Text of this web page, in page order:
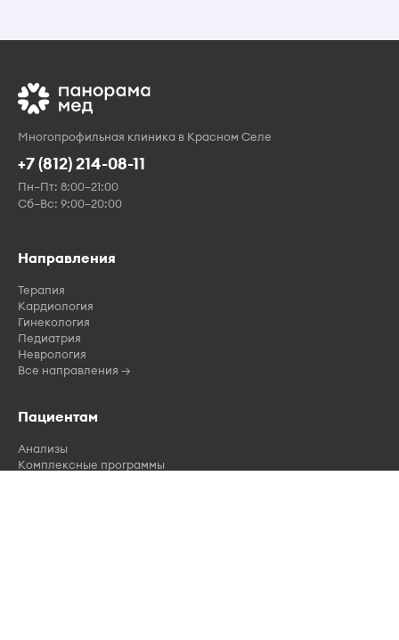
Многопрофильная клиника в Красном Селе
+7 (812) 214-08-11
Пн–Пт: 8:00–21:00
Сб–Вс: 9:00–20:00
Направления
Терапия
Кардиология
Гинекология
Педиатрия
Неврология
Все направления →
Пациентам
Анализы
Комплексные программы